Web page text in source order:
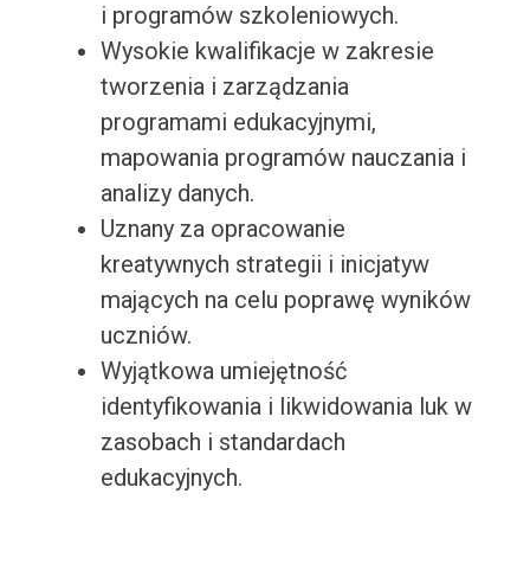
i programów szkoleniowych.
Wysokie kwalifikacje w zakresie
tworzenia i zarządzania
programami edukacyjnymi,
mapowania programów nauczania i
analizy danych.
Uznany za opracowanie
kreatywnych strategii i inicjatyw
mających na celu poprawę wyników
uczniów.
Wyjątkowa umiejętność
identyfikowania i likwidowania luk w
zasobach i standardach
edukacyjnych.